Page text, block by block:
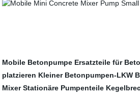
Mobile Betonpumpe Ersatzteile für
platzieren Kleiner Betonpumpen-LKW
Mixer Stationäre Pumpenteile